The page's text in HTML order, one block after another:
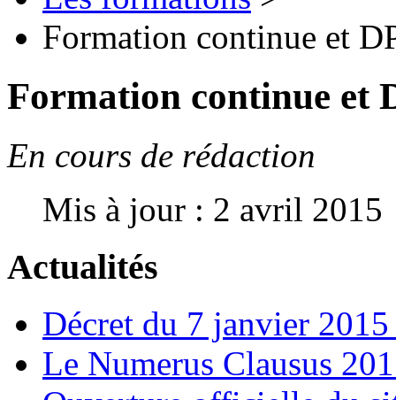
Formation continue et
Formation continue et
En cours de rédaction
Mis à jour : 2 avril 2015
Actualités
Décret du 7 janvier
Le Numerus Clausus